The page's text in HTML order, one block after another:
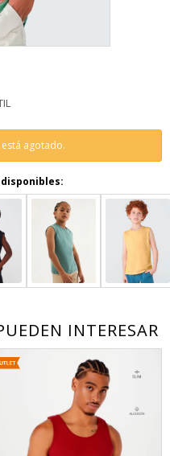
agotado.
INTERESAR